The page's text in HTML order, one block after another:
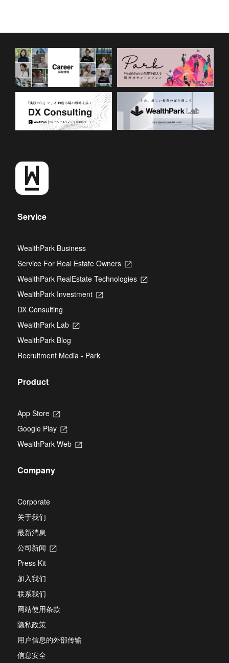
Service
WealthPark Business
Service For Real Estate Owners
Opens
a
WealthPark RealEstate Technologies
Opens
WealthPark Investment
Opens
DX Consulting
WealthPark Lab
Opens
new
tab
WealthPark Blog
Recruitment Media - Park
Product
App Store
Opens
a
new
tab
Google Play
Opens
a
WealthPark Web
Opens
Company
Corporate
关于我们
最新消息
公司新闻
Opens
Press Kit
加入我们
联系我们
网站使用条款
隐私政策
用户信息的外部传输
信息安全